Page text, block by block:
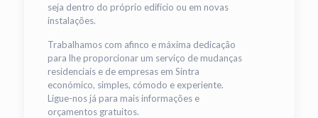
seja dentro do próprio edifício ou em novas
instalações.
Trabalhamos com afinco e máxima dedicação
para lhe proporcionar um serviço de mudanças
residenciais e de empresas em Sintra
económico, simples, cómodo e experiente.
Ligue-nos já para mais informações e
orçamentos gratuitos.